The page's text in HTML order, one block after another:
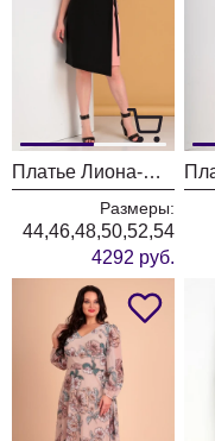
Платье Лиона-Стиль 703 черный с розовым
Размеры:
44,46,48,50,52,54
4292 руб.